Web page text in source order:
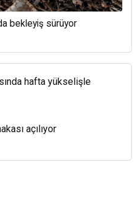
bekleyiş sürüyor
hafta yükselişle
açılıyor